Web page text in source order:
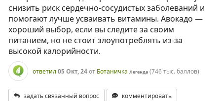
снизить риск сердечно-сосудистых заболеваний и
помогают лучше усваивать витамины. Авокадо —
хороший выбор, если вы следите за своим
питанием, но не стоит злоупотреблять из-за
высокой калорийности.
ответил 05 Окт, 24от Ботаничка Легенда (746 тыс.баллов)
задать связанный вопрос комментировать